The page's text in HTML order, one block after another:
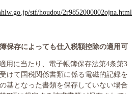
stf/houdou/2r9852000002ojna.html
保存によっても仕入税額控除の適用可
用に当たり、電子帳簿保存法第4条第3
けて国税関係書類に係る電磁的記録を
基となった書類を保存していない場合
06-6889-6018